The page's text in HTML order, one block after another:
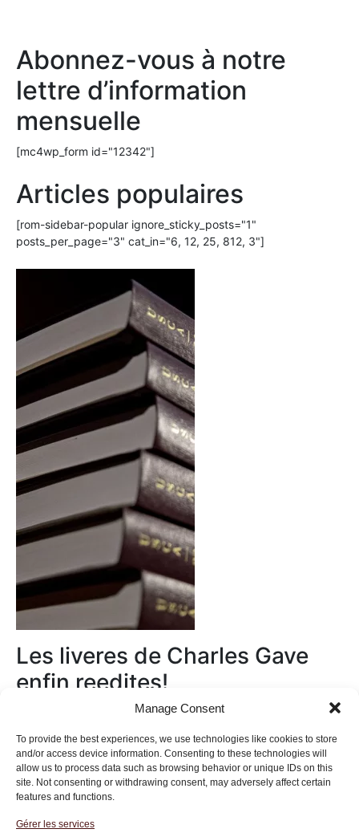
Manage Consent
To provide the best experiences, we use technologies like cookies to store
and/or access device information. Consenting to these technologies will
allow us to process data such as browsing behavior or unique IDs on this
site. Not consenting or withdrawing consent, may adversely affect certain
features and functions.
Gérer les services
Abonnez-vous à notre
lettre d’information
mensuelle
[mc4wp_form id="12342"]
Articles populaires
[rom-sidebar-popular ignore_sticky_posts="1"
posts_per_page="3" cat_in="6, 12, 25, 812, 3"]
Les liveres de Charles Gave
enfin reedites!